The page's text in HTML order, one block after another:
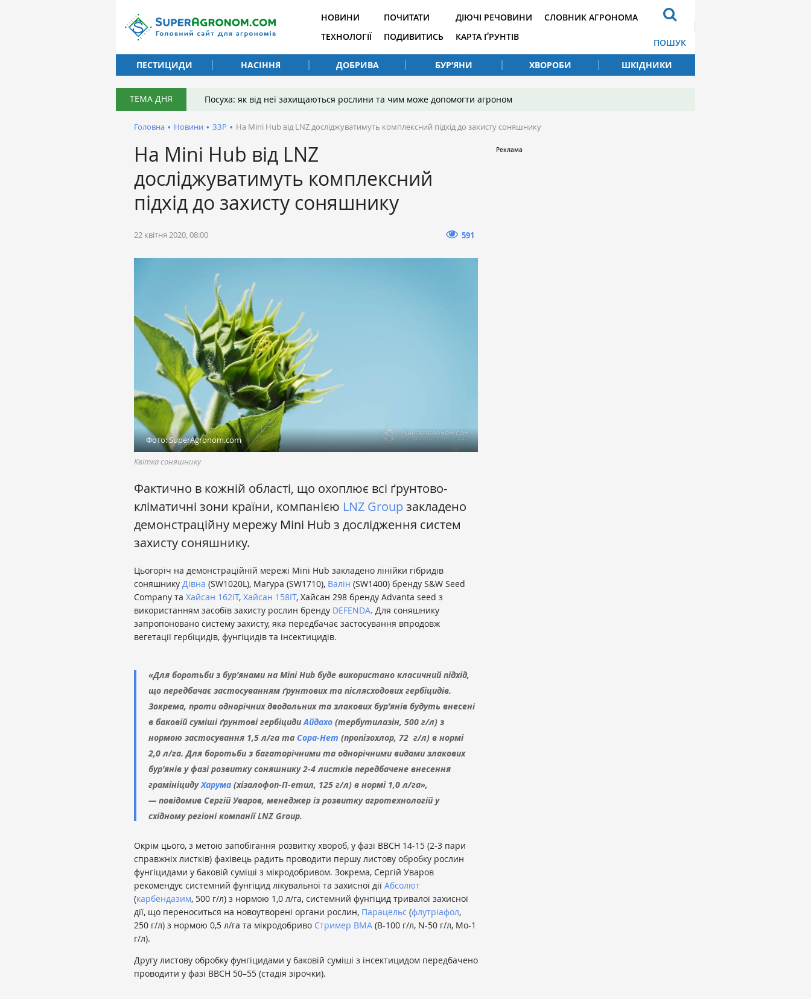
НОВИНИ
ТЕХНОЛОГІЇ
ПОЧИТАТИ
ПОДИВИТИСЬ
ДІЮЧІ РЕЧОВИНИ
КАРТА ҐРУНТІВ
СЛОВНИК АГРОНОМА
ПОШУК
ПЕСТИЦИДИ
НАСІННЯ ДОБРИВА БУР’ЯНИ ХВОРОБИ ШКІДНИКИ
ТЕМА ДНЯ Посуха: як від неї захищаються рослини та чим може допомогти агроном
Головна • Новини • ЗЗР • На Mini Hub від LNZ досліджуватимуть комплексний підхід до захисту соняшнику
На Mini Hub від LNZ
досліджуватимуть комплексний
підхід до захисту соняшнику
22 квітня 2020, 08:00 591
Фото: SuperAgronom.com
Квітка соняшнику
Фактично в кожній області, що охоплює всі ґрунтово-
кліматичні зони країни, компанією LNZ Group закладено
демонстраційну мережу Mini Hub з дослідження систем
захисту соняшнику.
Цьогоріч на демонстраційній мережі Mini Hub закладено лінійки гібридів
соняшнику Дівна (SW1020L), Магура (SW1710), Валін (SW1400) бренду S&W Seed
Company та Хайсан 162IT, Хайсан 158IT, Хайсан 298 бренду Advanta seed з
використанням засобів захисту рослин бренду DEFENDA. Для соняшнику
запропоновано систему захисту, яка передбачає застосування впродовж
вегетації гербіцидів, фунгіцидів та інсектицидів.
«Для боротьби з бур’янами на Mini Hub буде використано класичний підхід,
що передбачає застосуванням ґрунтових та післясходових гербіцидів.
Зокрема, проти однорічних дводольних та злакових бур’янів будуть внесені
в баковій суміші ґрунтові гербіциди Айдахо (тербутилазін, 500 г/л) з
нормою застосування 1,5 л/га та Сора-Нет (пропізохлор, 72 г/л) в нормі
2,0 л/га. Для боротьби з багаторічними та однорічними видами злакових
бур’янів у фазі розвитку соняшнику 2-4 листків передбачене внесення
грамініцидуХарума (хізалофоп-П-етил, 125 г/л) в нормі 1,0 л/га»,
— повідомив Сергій Уваров, менеджер із розвитку агротехнологій у
східному регіоні компанії LNZ Group.
Окрім цього, з метою запобігання розвитку хвороб, у фазі ВВСН 14-15 (2-3 пари
справжніх листків) фахівець радить проводити першу листову обробку рослин
фунгіцидами у баковій суміші з мікродобривом. Зокрема, Сергій Уваров
рекомендує системний фунгіцид лікувальної та захисної дії Абсолют
(карбендазим, 500 г/л) з нормою 1,0 л/га, системний фунгіцид тривалої захисної
дії, що переноситься на новоутворені органи рослин, Парацельс (флутріафол,
250 г/л) з нормою 0,5 л/га та мікродобриво Стример BMA (В-100 г/л, N-50 г/л, Mo-1
г/л).
Другу листову обробку фунгіцидами у баковій суміші з інсектицидом передбачено
проводити у фазі ВВСН 50–55 (стадія зірочки).